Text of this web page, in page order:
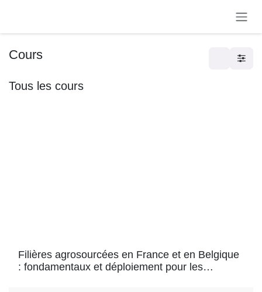
Cours
Tous les cours
Filières agrosourcées en France et en Belgique
: fondamentaux et déploiement pour les